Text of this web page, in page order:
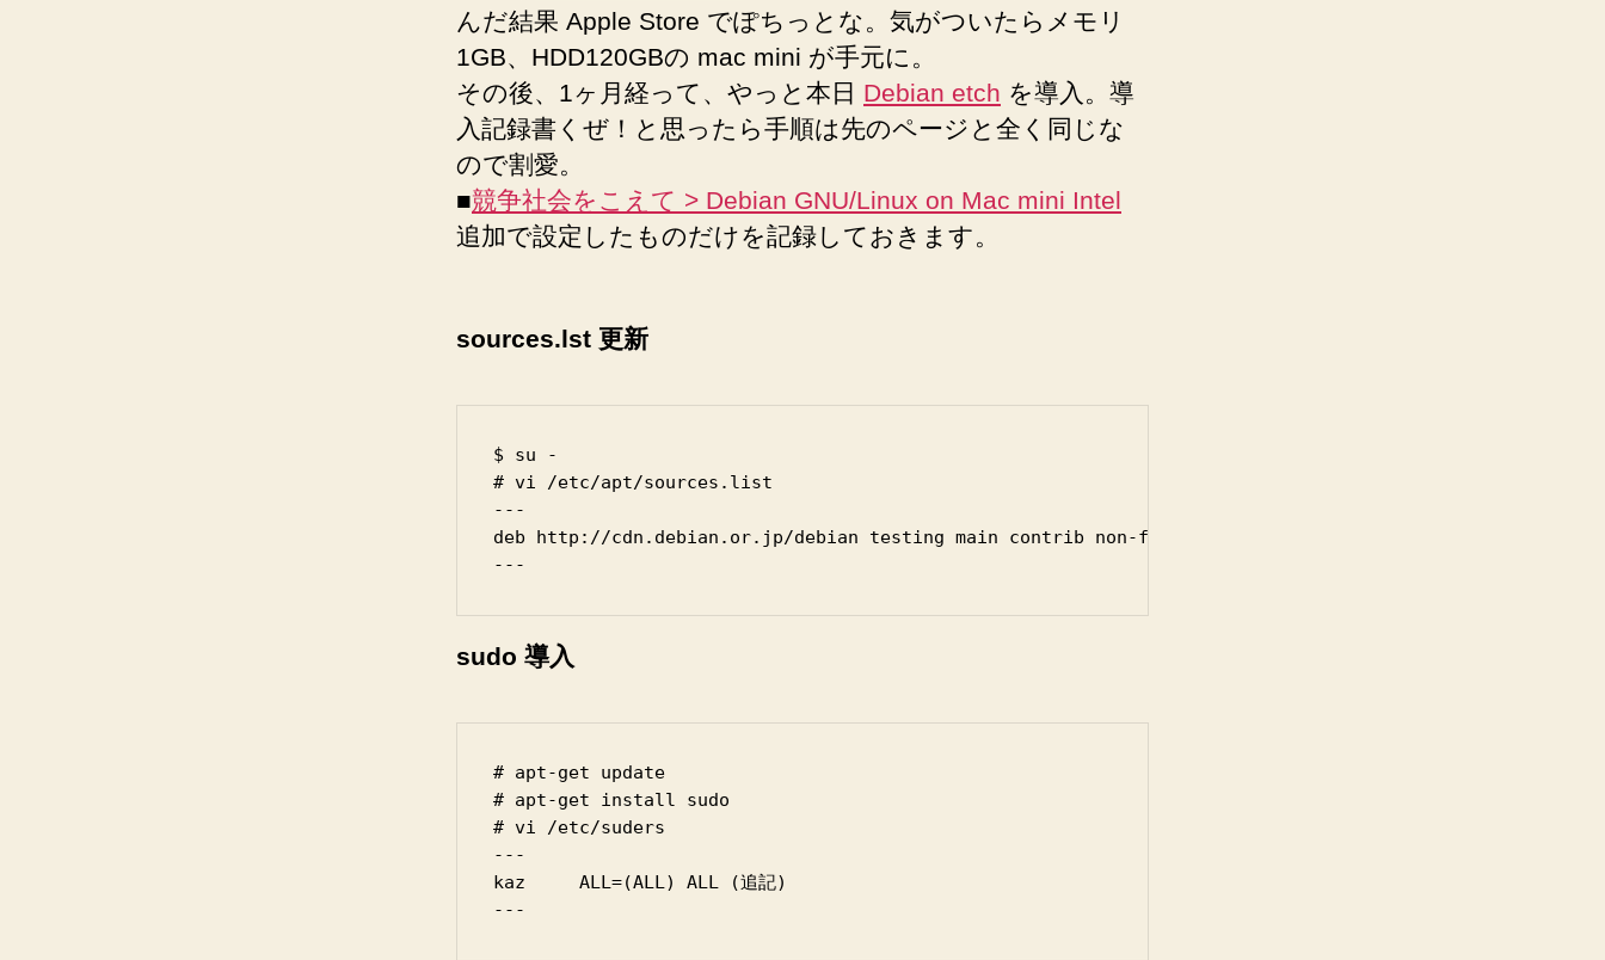
んだ結果 Apple Store でぽちっとな。気がついたらメモリ
1GB、HDD120GBの mac mini が手元に。
その後、1ヶ月経って、やっと本日 Debian etch を導入。導
入記録書くぜ！と思ったら手順は先のページと全く同じな
ので割愛。
■競争社会をこえて > Debian GNU/Linux on Mac mini Intel
追加で設定したものだけを記録しておきます。
sources.lst 更新
$ su -
# vi /etc/apt/sources.list
---
deb http://cdn.debian.or.jp/debian testing main contrib non-free (追記)
sudo 導入
# apt-get update
# apt-get install sudo
# vi /etc/suders
---
kaz     ALL=(ALL) ALL (追記)